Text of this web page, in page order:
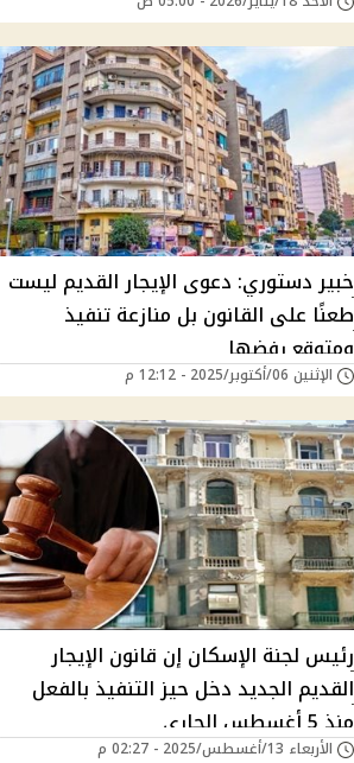
خبير دستوري: دعوى الإيجار القديم ليست
طعنًا على القانون بل منازعة تنفيذ
ومتوقع رفضها
الإثنين 06/أكتوبر/2025 - 12:12 م
رئيس لجنة الإسكان إن قانون الإيجار
القديم الجديد دخل حيز التنفيذ بالفعل
منذ 5 أغسطس الجاري
الأربعاء 13/أغسطس/2025 - 02:27 م